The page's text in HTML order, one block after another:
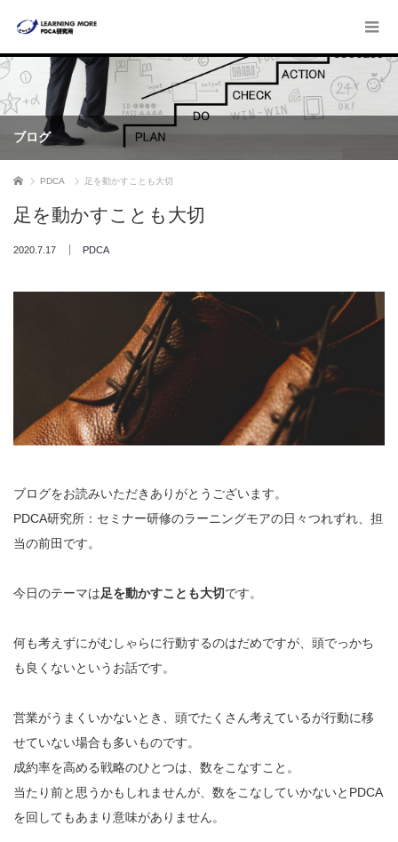
ブログ
ホーム PDCA 足を動かすことも大切
足を動かすことも大切
2020.7.17 PDCA
ブログをお読みいただきありがとうございます。
PDCA研究所：セミナー研修のラーニングモアの日々つれずれ、担
当の前田です。
今日のテーマは足を動かすことも大切です。
何も考えずにがむしゃらに行動するのはだめですが、頭でっかち
も良くないというお話です。
営業がうまくいかないとき、頭でたくさん考えているが行動に移
せていない場合も多いものです。
成約率を高める戦略のひとつは、数をこなすこと。
当たり前と思うかもしれませんが、数をこなしていかないとPDCA
を回してもあまり意味がありません。